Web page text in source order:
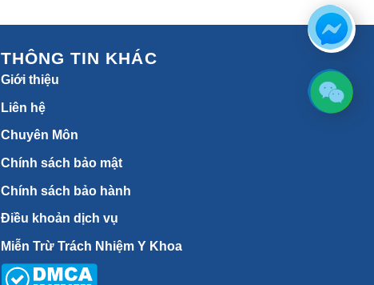
THÔNG TIN KHÁC
Giới thiệu
Liên hệ
Chuyên Môn
Chính sách bảo mật
Chính sách bảo hành
Điều khoản dịch vụ
Miễn Trừ Trách Nhiệm Y Khoa